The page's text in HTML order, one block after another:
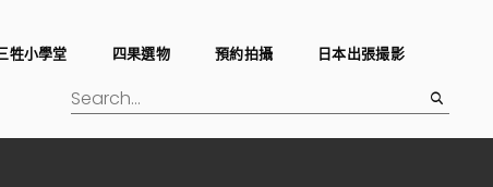
牲小學堂 四果選物 預約拍攝 日本出張撮影